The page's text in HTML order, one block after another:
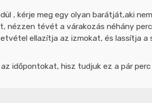
, kérje meg egy olyan barátját,aki
nézzen tévét a várakozás néhány
ellazítja az izmokat, és lassítja a
időpontokat, hisz tudjuk ez a pár